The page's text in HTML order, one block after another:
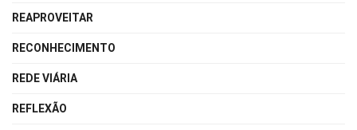
REAPROVEITAR
RECONHECIMENTO
REDE VIÁRIA
REFLEXÃO